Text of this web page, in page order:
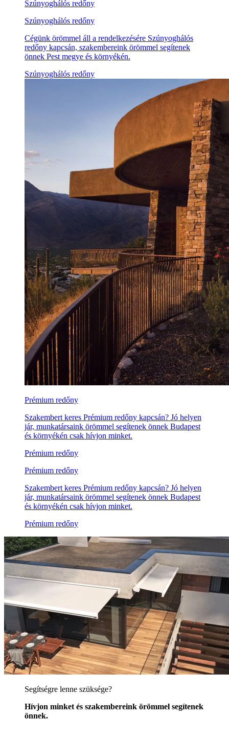
Szúnyoghálós redőny
Szúnyoghálós redőny
Cégünk örömmel áll a rendelkezésére Szúnyoghálós
redőny kapcsán, szakembereink örömmel segítenek
önnek Pest megye és környékén.
Szúnyoghálós redőny
Prémium redőny
Szakembert keres Prémium redőny kapcsán? Jó helyen
jár, munkatársaink örömmel segítenek önnek Budapest
és környékén csak hívjon minket.
Prémium redőny
Prémium redőny
Szakembert keres Prémium redőny kapcsán? Jó helyen
jár, munkatársaink örömmel segítenek önnek Budapest
és környékén csak hívjon minket.
Prémium redőny
Segítségre lenne szüksége?
Hívjon minket és szakembereink örömmel segítenek
önnek.